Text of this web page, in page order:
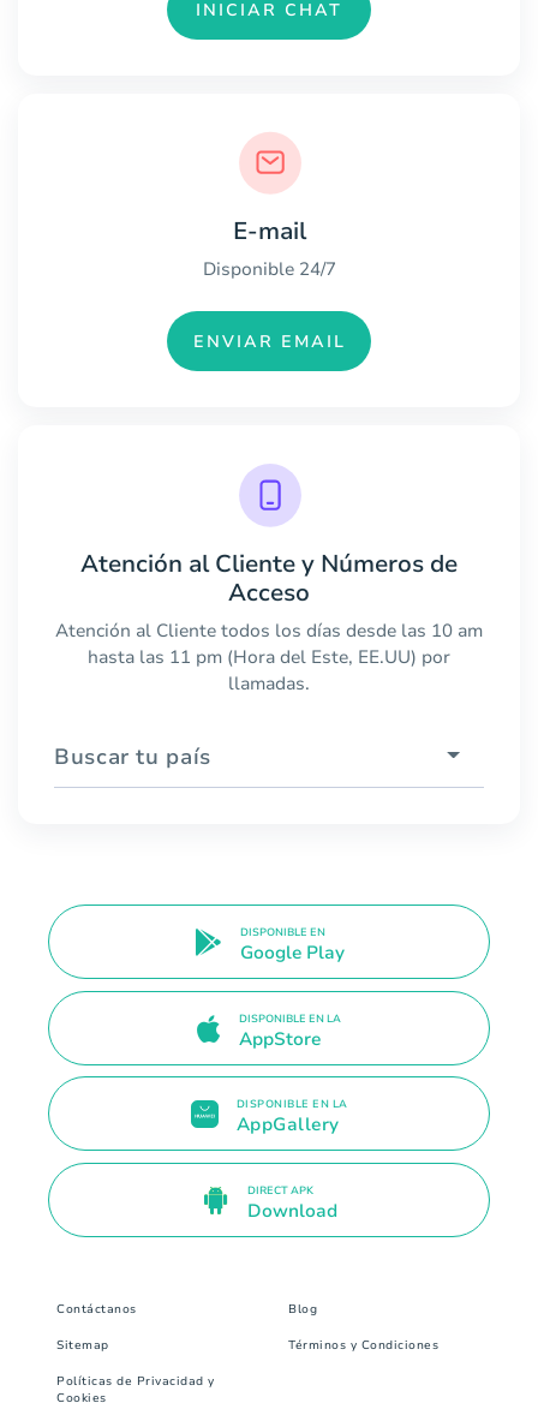
INICIAR CHAT
E-mail
Disponible 24/7
ENVIAR EMAIL
Atención al Cliente y Números de
Acceso
Atención al Cliente todos los días desde las 10 am
hasta las 11 pm (Hora del Este, EE.UU) por
llamadas.
Buscar tu país
DISPONIBLE EN
Google Play
DISPONIBLE EN LA
AppStore
DISPONIBLE EN LA
AppGallery
DIRECT APK
Download
Contáctanos Blog
Sitemap Términos y Condiciones
Políticas de Privacidad y
Cookies